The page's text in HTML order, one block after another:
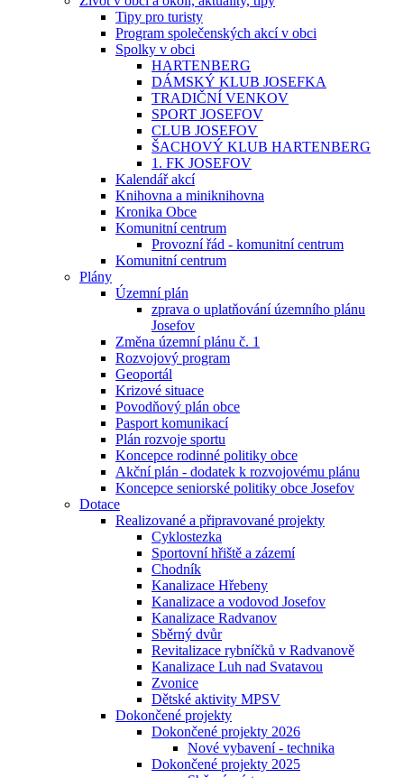
Tipy pro turisty
Program společenských akcí v obci
Spolky v obci
HARTENBERG
DÁMSKÝ KLUB JOSEFKA
TRADIČNÍ VENKOV
SPORT JOSEFOV
CLUB JOSEFOV
ŠACHOVÝ KLUB HARTENBERG
1. FK JOSEFOV
Kalendář akcí
Knihovna a miniknihovna
Kronika Obce
Komunitní centrum
Provozní řád - komunitní centrum
Komunitní centrum
Plány
Územní plán
zprava o uplatňování územního plánu
Josefov
Změna územní plánu č. 1
Rozvojový program
Geoportál
Krizové situace
Povodňový plán obce
Pasport komunikací
Plán rozvoje sportu
Koncepce rodinné politiky obce
Akční plán - dodatek k rozvojovému plánu
Koncepce seniorské politiky obce Josefov
Dotace
Realizované a připravované projekty
Cyklostezka
Sportovní hřiště a zázemí
Chodník
Kanalizace Hřebeny
Kanalizace a vodovod Josefov
Kanalizace Radvanov
Sběrný dvůr
Revitalizace rybníčků v Radvanově
Kanalizace Luh nad Svatavou
Zvonice
Dětské aktivity MPSV
Dokončené projekty
Dokončené projekty 2026
Nové vybavení - technika
Dokončené projekty 2025